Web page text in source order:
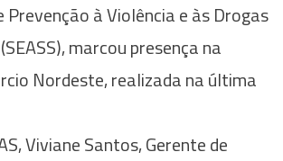
à Violência e às Drogas
marcou presença na
Nordeste, realizada na última
Viviane Santos, Gerente de